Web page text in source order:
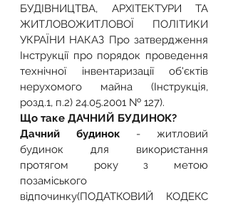
БУДІВНИЦТВА, АРХІТЕКТУРИ ТА
ЖИТЛОВОЖИТЛОВОЇ ПОЛІТИКИ
УКРАЇНИ НАКАЗ Про затвердження
Інструкції про порядок проведення
технічної інвентаризації об'єктів
нерухомого майна (Інструкція,
розд.1, п.2) 24.05.2001 № 127).
Що таке ДАЧНИЙ БУДИНОК?
Дачний будинок - житловий
будинок для використання
протягом року з метою
позаміського
відпочинку(ПОДАТКОВИЙ КОДЕКС